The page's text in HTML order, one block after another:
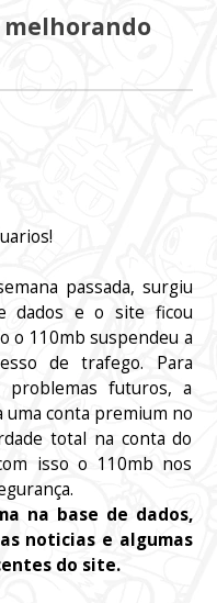
melhorando
passada, surgiu
dados e o site ficou
o 110mb suspendeu a
de trafego. Para
futuros, a
conta premium no
total na conta do
isso o 110mb nos
na base de dados,
noticias e algumas
do site.